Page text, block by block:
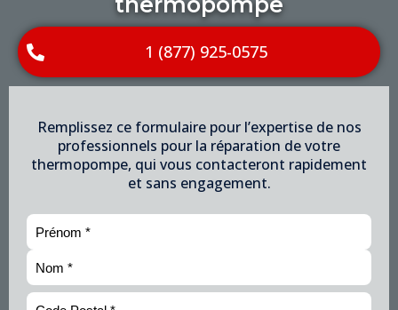
1 (877) 925-0575
Remplissez ce formulaire pour l’expertise de nos
professionnels pour la réparation de votre
thermopompe, qui vous contacteront rapidement
et sans engagement.